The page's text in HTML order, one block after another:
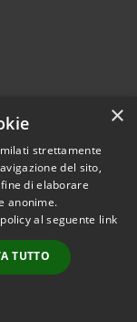
© 2026 • Comune di
• Powered by
•
Accesso
redazione
×
strettamente
del sito,
di elaborare
anonime.
al seguente link
TUTTO